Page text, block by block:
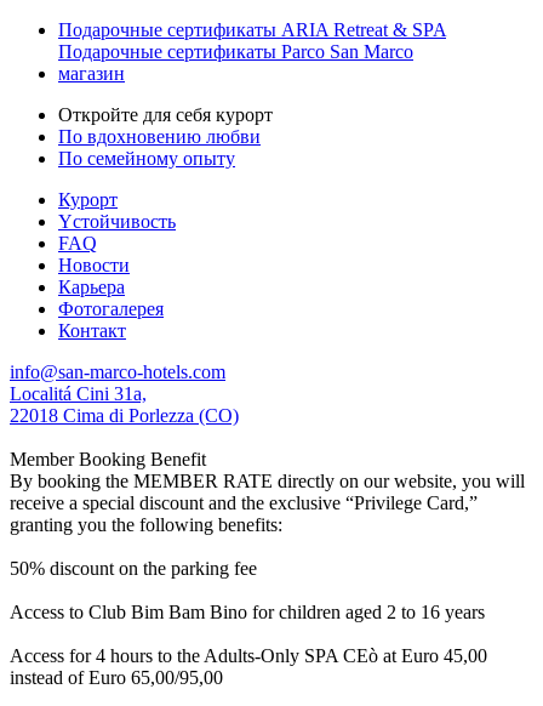
Подарочные сертификаты ARIA Retreat & SPA
Подарочные сертификаты Parco San Marco
магазин
Откройте для себя курорт
По вдохновению любви
По семейному опыту
Курорт
Yстойчивость
FAQ
Новости
Карьера
Фотогалерея
Контакт
info@san-marco-hotels.com
Localitá Cini 31a,
22018 Cima di Porlezza (CO)
Member Booking Benefit
By booking the MEMBER RATE directly on our website, you will
receive a special discount and the exclusive “Privilege Card,”
granting you the following benefits:
50% discount on the parking fee
Access to Club Bim Bam Bino for children aged 2 to 16 years
Access for 4 hours to the Adults-Only SPA CEò at Euro 45,00
instead of Euro 65,00/95,00